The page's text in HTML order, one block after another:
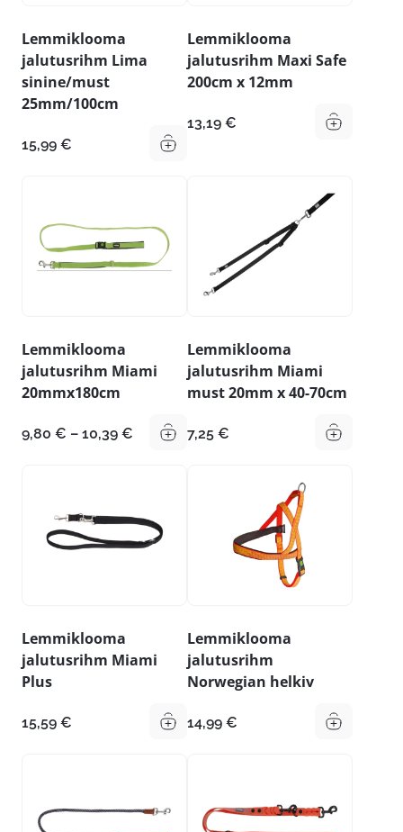
Lemmiklooma
jalutusrihm Lima
sinine/must
25mm/100cm
15,99 €
Lemmiklooma
jalutusrihm Maxi Safe
200cm x 12mm
13,19 €
Lemmiklooma
jalutusrihm Miami
20mmx180cm
9,80 € – 10,39 € Hinnavahemik:
Lemmiklooma
jalutusrihm Miami
must 20mm x 40-70cm
7,25 €
Lemmiklooma
jalutusrihm Miami
Plus
15,59 €
Lemmiklooma
jalutusrihm
Norwegian helkiv
14,99 €